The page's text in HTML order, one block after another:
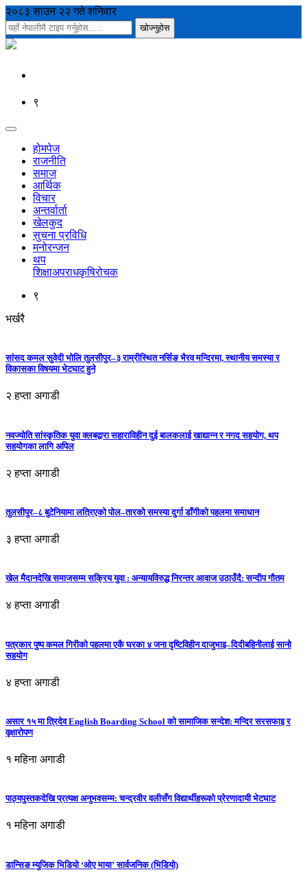
२०८३ साउन २२ गते शनिवार
९
होमपेज
राजनीति
समाज
आर्थिक
विचार
अन्तर्वार्ता
खेलकुद
सुचना प्रविधि
मनोरन्जन
थप
शिक्षाअपराधकृषिरोचक
९
भर्खरै
सांसद कमल सुवेदी भोलि तुलसीपुर–३ राम्रीस्थित नर्सिङ भैरव मन्दिरमा, स्थानीय समस्या र
विकासका विषयमा भेटघाट हुने
२ हप्ता अगाडी
नवज्योति सांस्कृतिक युवा क्लबद्वारा सहाराविहीन दुई बालकलाई खाद्यान्न र नगद सहयोग, थप
सहयोगका लागि अपिल
२ हप्ता अगाडी
तुलसीपुर–८ बुटेनियामा लत्रिएको पोल–तारको समस्या दुर्गा डाँगीको पहलमा समाधान
३ हप्ता अगाडी
खेल मैदानदेखि समाजसम्म सक्रिय युवा : अन्यायविरुद्ध निरन्तर आवाज उठाउँदै: सन्दीप गौतम
४ हप्ता अगाडी
पत्रकार पुष्प कमल गिरीको पहलमा एकै घरका ४ जना दृष्टिविहीन दाजुभाइ–दिदीबहिनीलाई सानो
सहयोग
४ हप्ता अगाडी
असार १५ मा त्रिदेव English Boarding School को सामाजिक सन्देश: मन्दिर सरसफाइ र
वृक्षारोपण
१ महिना अगाडी
पाठ्यपुस्तकदेखि प्रत्यक्ष अनुभवसम्म: चन्द्रवीर वलीसँग विद्यार्थीहरूको प्रेरणादायी भेटघाट
१ महिना अगाडी
डान्सिङ म्युजिक भिडियो ‘ओए माया’ सार्वजनिक (भिडियो)